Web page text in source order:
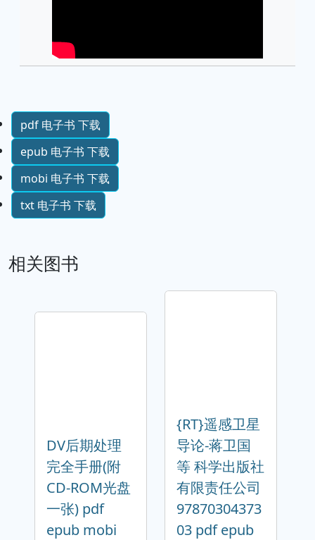
pdf 电子书 下载
epub 电子书 下载
mobi 电子书 下载
txt 电子书 下载
相关图书
DV后期处理
完全手册(附
CD-ROM光盘
一张) pdf
epub mobi
{RT}遥感卫星
导论-蒋卫国
等 科学出版社
有限责任公司
97870304373
03 pdf epub